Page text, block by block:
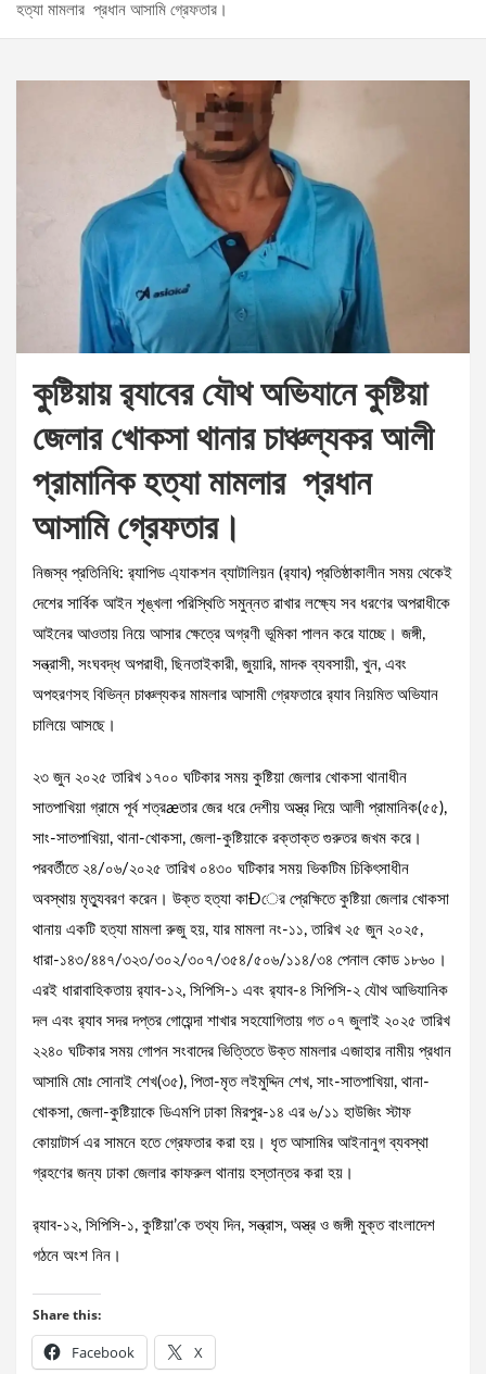
হত্যা মামলার প্রধান আসামি গ্রেফতার।
কুষ্টিয়ায় র‌্যাবের যৌথ অভিযানে কুষ্টিয়া
জেলার খোকসা থানার চাঞ্চল্যকর আলী
প্রামানিক হত্যা মামলার প্রধান
আসামি গ্রেফতার।
নিজস্ব প্রতিনিধি: র‌্যাপিড এ্যাকশন ব্যাটালিয়ন (র‌্যাব) প্রতিষ্ঠাকালীন সময় থেকেই
দেশের সার্বিক আইন শৃঙ্খলা পরিস্থিতি সমুন্নত রাখার লক্ষ্যে সব ধরণের অপরাধীকে
আইনের আওতায় নিয়ে আসার ক্ষেত্রে অগ্রণী ভূমিকা পালন করে যাচ্ছে। জঙ্গী,
সন্ত্রাসী, সংঘবদ্ধ অপরাধী, ছিনতাইকারী, জুয়ারি, মাদক ব্যবসায়ী, খুন, এবং
অপহরণসহ বিভিন্ন চাঞ্চল্যকর মামলার আসামী গ্রেফতারে র‌্যাব নিয়মিত অভিযান
চালিয়ে আসছে।
২৩ জুন ২০২৫ তারিখ ১৭০০ ঘটিকার সময় কুষ্টিয়া জেলার খোকসা থানাধীন
সাতপাখিয়া গ্রামে পূর্ব শত্রæতার জের ধরে দেশীয় অস্ত্র দিয়ে আলী প্রামানিক(৫৫),
সাং-সাতপাখিয়া, থানা-খোকসা, জেলা-কুষ্টিয়াকে রক্তাক্ত গুরুতর জখম করে।
পরবর্তীতে ২৪/০৬/২০২৫ তারিখ ০৪৩০ ঘটিকার সময় ভিকটিম চিকিৎসাধীন
অবস্থায় মৃত্যুবরণ করেন। উক্ত হত্যা কাÐের প্রেক্ষিতে কুষ্টিয়া জেলার খোকসা
থানায় একটি হত্যা মামলা রুজু হয়, যার মামলা নং-১১, তারিখ ২৫ জুন ২০২৫,
ধারা-১৪৩/৪৪৭/৩২৩/৩০২/৩০৭/৩৫৪/৫০৬/১১৪/৩৪ পেনাল কোড ১৮৬০।
এরই ধারাবাহিকতায় র‌্যাব-১২, সিপিসি-১ এবং র‌্যাব-৪ সিপিসি-২ যৌথ আভিযানিক
দল এবং র‌্যাব সদর দপ্তর গোয়েন্দা শাখার সহযোগিতায় গত ০৭ জুলাই ২০২৫ তারিখ
২২৪০ ঘটিকার সময় গোপন সংবাদের ভিত্তিতে উক্ত মামলার এজাহার নামীয় প্রধান
আসামি মোঃ সোনাই শেখ(৩৫), পিতা-মৃত লইমুদ্দিন শেখ, সাং-সাতপাখিয়া, থানা-
খোকসা, জেলা-কুষ্টিয়াকে ডিএমপি ঢাকা মিরপুর-১৪ এর ৬/১১ হাউজিং স্টাফ
কোয়াটার্স এর সামনে হতে গ্রেফতার করা হয়। ধৃত আসামির আইনানুগ ব্যবস্থা
গ্রহণের জন্য ঢাকা জেলার কাফরুল থানায় হস্তান্তর করা হয়।
র‌্যাব-১২, সিপিসি-১, কুষ্টিয়া’কে তথ্য দিন, সন্ত্রাস, অস্ত্র ও জঙ্গী মুক্ত বাংলাদেশ
গঠনে অংশ নিন।
Share this:
Facebook X